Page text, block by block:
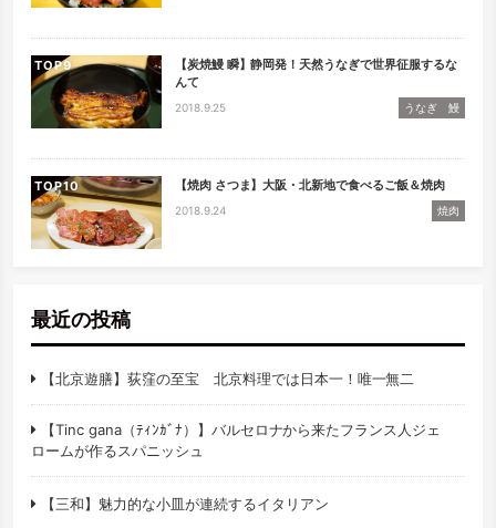
TOP
【炭焼鰻 瞬】静岡発！天然うなぎで世界征服するな
んて
2018.9.25 うなぎ 鰻
TOP 【焼肉 さつま】大阪・北新地で食べるご飯＆焼肉
2018.9.24 焼肉
最近の投稿
【北京遊膳】荻窪の至宝 北京料理では日本一！唯一無二
【Tinc gana（ﾃｨﾝｶﾞﾅ）】バルセロナから来たフランス人ジェ
ロームが作るスパニッシュ
【三和】魅力的な小皿が連続するイタリアン